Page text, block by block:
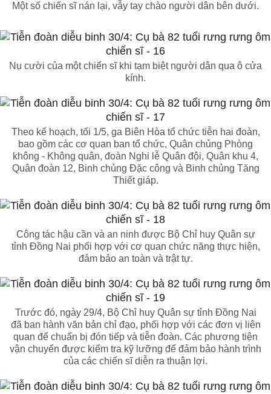
Một số chiến sĩ nán lại, vẫy tay chào người dân bên dưới.
Nụ cười của một chiến sĩ khi tạm biệt người dân qua ô cửa
kính.
Theo kế hoạch, tối 1/5, ga Biên Hòa tổ chức tiễn hai đoàn,
bao gồm các cơ quan ban tổ chức, Quân chủng Phòng
không - Không quân, đoàn Nghi lễ Quân đội, Quân khu 4,
Quân đoàn 12, Binh chủng Đặc công và Binh chủng Tăng
Thiết giáp.
Công tác hậu cần và an ninh được Bộ Chỉ huy Quân sự
tỉnh Đồng Nai phối hợp với cơ quan chức năng thực hiện,
đảm bảo an toàn và trật tự.
Trước đó, ngày 29/4, Bộ Chỉ huy Quân sự tỉnh Đồng Nai
đã ban hành văn bản chỉ đạo, phối hợp với các đơn vị liên
quan để chuẩn bị đón tiếp và tiễn đoàn. Các phương tiện
vận chuyển được kiểm tra kỹ lưỡng để đảm bảo hành trình
của các chiến sĩ diễn ra thuận lợi.